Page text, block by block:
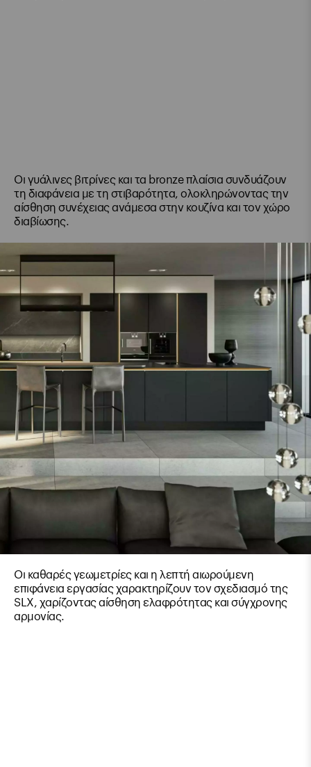
Οι γυάλινες βιτρίνες και τα bronze πλαίσια συνδυάζουν
τη διαφάνεια με τη στιβαρότητα, ολοκληρώνοντας την
αίσθηση συνέχειας ανάμεσα στην κουζίνα και τον χώρο
διαβίωσης.
Οι καθαρές γεωμετρίες και η λεπτή αιωρούμενη
επιφάνεια εργασίας χαρακτηρίζουν τον σχεδιασμό της
SLX, χαρίζοντας αίσθηση ελαφρότητας και σύγχρονης
αρμονίας.